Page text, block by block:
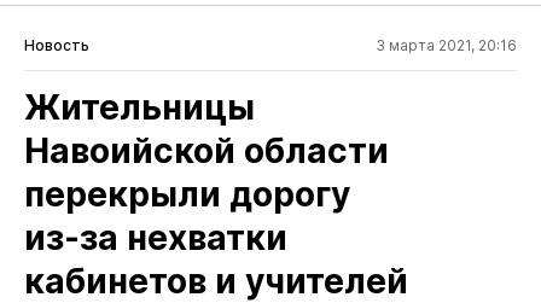
Новость 3 марта 2021, 20:16
Жительницы
Навоийской области
перекрыли дорогу
из‑за нехватки
кабинетов и учителей